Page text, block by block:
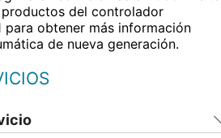
del controlador
para obtener más información
de nueva generación.